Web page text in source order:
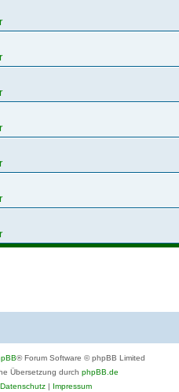
® Forum Software © phpBB Limited
Übersetzung durch phpBB.de
Datenschutz| Impressum